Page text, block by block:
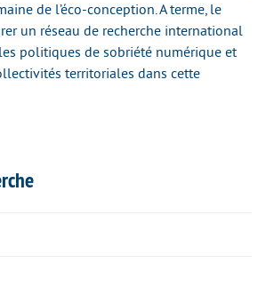
de l’éco-conception. A terme, le
un réseau de recherche international
politiques de sobriété numérique et
territoriales dans cette